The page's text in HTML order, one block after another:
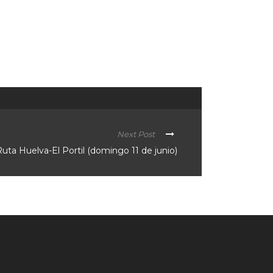
Next Post
Huelva-El Portil (domingo 11 de junio)